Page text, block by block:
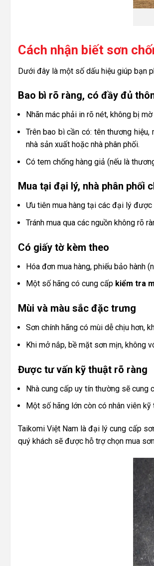
Cách nhận biết sơn
Dưới đây là một số dấu hiệu giúp bạn
Bao bì rõ ràng, có đầy đủ
Nhãn mác phải in rõ nét, không bị
Trên bao bì cần có: tên thương
nhà sản xuất hoặc nhà phân phối.
Có tem chống hàng giả (nếu là
Mua tại đại lý, nhà phân phối
Ưu tiên mua hàng tại các đại lý
Tránh mua qua các nguồn không rõ
Có giấy tờ kèm theo
Hóa đơn mua hàng, phiếu bảo hành
Một số hãng có cung cấp kiểm tra
Mùi và màu sắc đặc trưng
Sơn chính hãng có mùi dễ chịu hơn,
Khi mở nắp, bề mặt sơn mịn, không
Được tư vấn kỹ thuật rõ ràng
Nhà cung cấp uy tín thường sẽ cung
Một số hãng lớn còn có nhân viên
Taikomi Việt Nam là đại lý cung cấp
quý khách sẽ được hỗ trợ chọn mua